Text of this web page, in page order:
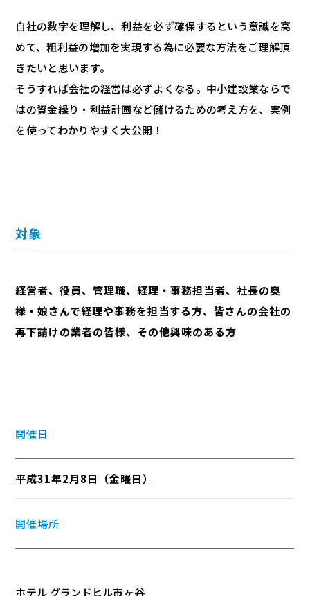
自社の数字を理解し、利益を必ず確保するという意識を高
めて、粗利益の増加を実現する為に必要な方法をご理解頂
きたいと思います。
そうすれば会社の経営は必ずよくなる。中小建設業ならで
はの資金繰り・利益計画など儲けるための考え方を、実例
を使ってわかりやすく大公開！
対象
経営者、役員、管理職、経理・事務担当者、社長の奥
様・娘さんで経理や事務を担当する方、皆さんの会社の
再下請けの業者の皆様、その他興味のある方
開催日
平成31年2月8日（金曜日）
開催場所
ホテル グランドヒル市ヶ谷